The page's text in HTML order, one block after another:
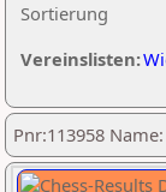
Sortierung
Vereinslisten:
Pnr:113958